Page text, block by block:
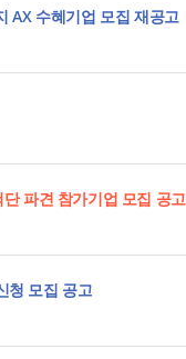
AX 수혜기업 모집 재공고
파견 참가기업 모집 공고
청 모집 공고